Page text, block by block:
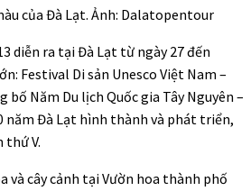
của Đà Lạt. Ảnh: Dalatopentour
diễn ra tại Đà Lạt từ ngày 27 đến
Festival Di sản Unesco Việt Nam –
Năm Du lịch Quốc gia Tây Nguyên –
năm Đà Lạt hình thành và phát triển,
thứ V.
và cây cảnh tại Vườn hoa thành phố